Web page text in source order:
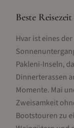
Beste
Hvar ist eines
Pakleni-Inseln,
Dinnerterassen
Momente. Mai
Zweisamkeit
Bootstouren zu